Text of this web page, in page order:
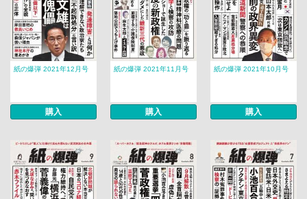
紙の爆弾 2021年12月号
購入
紙の爆弾 2021年11月号
購入
紙の爆弾 2021年10月号
購入